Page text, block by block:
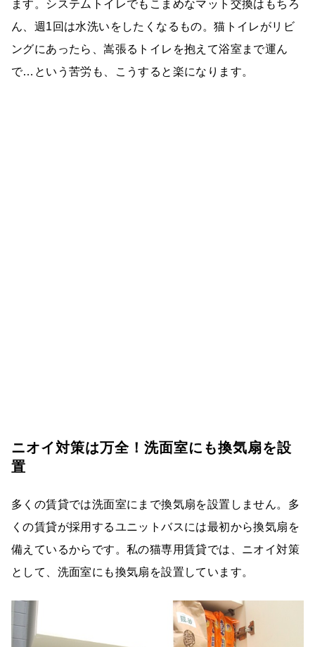
ます。システムトイレでもこまめなマット交換はもちろ
ん、週1回は水洗いをしたくなるもの。猫トイレがリビ
ングにあったら、嵩張るトイレを抱えて浴室まで運ん
で…という苦労も、こうすると楽になります。
ニオイ対策は万全！洗面室にも換気扇を設
置
多くの賃貸では洗面室にまで換気扇を設置しません。多
くの賃貸が採用するユニットバスには最初から換気扇を
備えているからです。私の猫専用賃貸では、ニオイ対策
として、洗面室にも換気扇を設置しています。